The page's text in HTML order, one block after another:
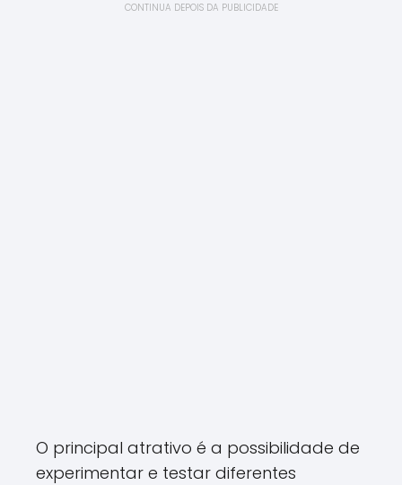
CONTINUA DEPOIS DA PUBLICIDADE
O principal atrativo é a possibilidade de
experimentar e testar diferentes